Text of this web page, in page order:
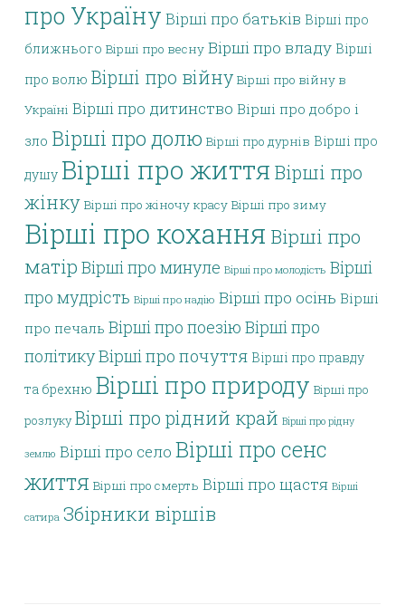
про Україну Вірші про батьків Вірші про
ближнього Вірші про весну Вірші про владу Вірші
про волю Вірші про війну Вірші про війну в
Україні Вірші про дитинство Вірші про добро і
зло Вірші про долю Вірші про дурнів Вірші про
душу Вірші про життя Вірші про
жінку Вірші про жіночу красу Вірші про зиму
Вірші про кохання Вірші про
матір Вірші про минуле Вірші про молодість Вірші
про мудрість Вірші про надію Вірші про осінь Вірші
про печаль Вірші про поезію Вірші про
політикуВірші про почуття Вірші про правду
та брехню Вірші про природу Вірші про
розлуку Вірші про рідний край Вірші про рідну
землю Вірші про село Вірші про сенс
життя Вірші про смерть Вірші про щастя Вірші
сатира Збірники віршів